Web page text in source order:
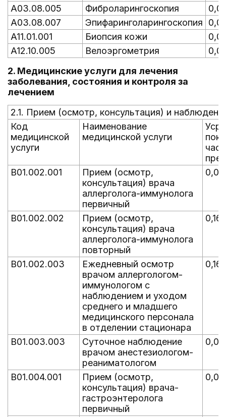
A03.08.005
Фиброларингоскопия
A03.08.007
Эпифаринголарингоскопия
A11.01.001
Биопсия кожи
A12.10.005
Велоэргометрия
2. Медицинские услуги для лечения
заболевания, состояния и контроля за
лечением
2.1. Прием (осмотр, консультация) и
Код
медицинской
услуги
Наименование
медицинской услуги
B01.002.001
Прием (осмотр,
консультация) врача
аллерголога-иммунолога
первичный
B01.002.002
Прием (осмотр,
консультация) врача
аллерголога-иммунолога
повторный
0,16
B01.002.003
Ежедневный осмотр
врачом аллергологом-
иммунологом с
наблюдением и уходом
среднего и младшего
медицинского персонала
в отделении стационара
0,16
B01.003.003
Суточное наблюдение
врачом анестезиологом-
реаниматологом
B01.004.001
Прием (осмотр,
консультация) врача-
гастроэнтеролога
первичный